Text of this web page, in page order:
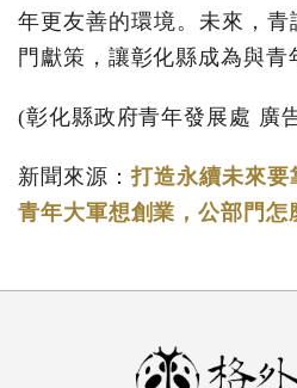
年更友善的環境。未來，
門獻策，讓彰化縣成為與青
(彰化縣政府青年發展處 廣
新聞來源：打造永續未來要
青年大軍想創業，公部門怎